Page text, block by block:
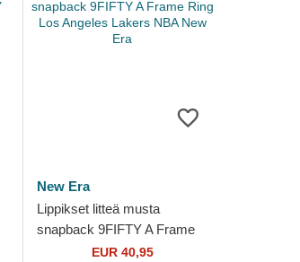
New Era
Lippikset litteä musta
snapback 9FIFTY A Frame
Ring Los Angeles Lakers
EUR 40,95